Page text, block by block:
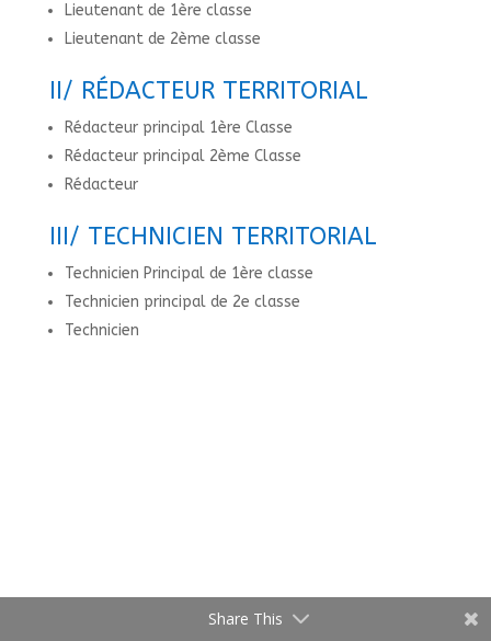
Lieutenant de 1ère classe
Lieutenant de 2ème classe
II/ RÉDACTEUR TERRITORIAL
Rédacteur principal 1ère Classe
Rédacteur principal 2ème Classe
Rédacteur
III/ TECHNICIEN TERRITORIAL
Technicien Principal de 1ère classe
Technicien principal de 2e classe
Technicien
Share This